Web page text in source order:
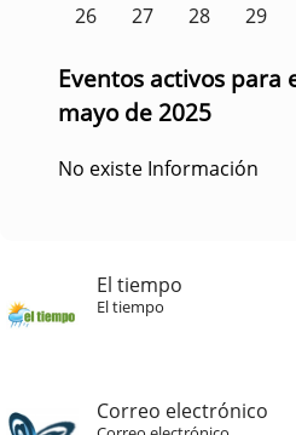
26
27 28 29
Eventos activos para
mayo de 2025
No existe Información
El tiempo
El tiempo
Correo electrónico